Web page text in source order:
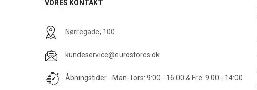
VORES KONTAKT
Nørregade, 100
kundeservice@eurostores.dk
Åbningstider - Man-Tors: 9:00 - 16:00 & Fre: 9:00 - 14:00